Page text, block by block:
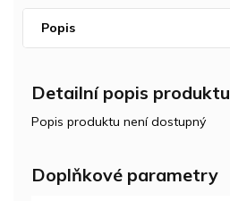
Popis
Detailní popis produktu
Popis produktu není dostupný
Doplňkové parametry